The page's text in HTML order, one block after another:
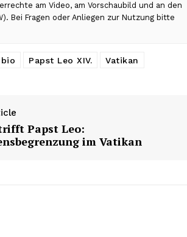
am Video, am Vorschaubild und an den
Bei Fragen oder Anliegen zur Nutzung bitte
Papst Leo XIV. Vatikan
Papst Leo:
im Vatikan